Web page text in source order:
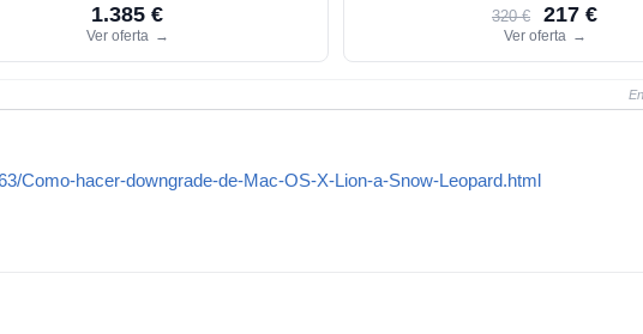
1.385 €
Ver oferta →
320 € 217 €
Ver oferta →
Como-hacer-downgrade-de-Mac-OS-X-Lion-a-Snow-Leopard.html